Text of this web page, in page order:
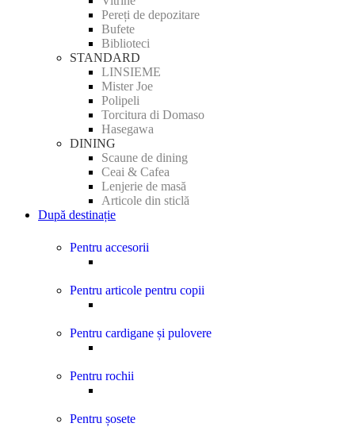
Pereți de depozitare
Bufete
Biblioteci
STANDARD
LINSIEME
Mister Joe
Polipeli
Torcitura di Domaso
Hasegawa
DINING
Scaune de dining
Ceai & Cafea
Lenjerie de masă
Articole din sticlă
După destinație
Pentru accesorii
Pentru articole pentru copii
Pentru cardigane și pulovere
Pentru rochii
Pentru șosete